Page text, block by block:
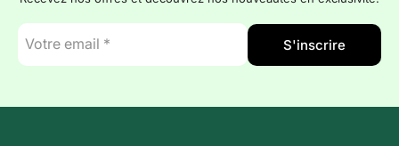
E-
mail
*
S'inscrire